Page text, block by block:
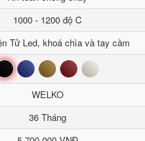
1000 - 1200 độ C
Tử Led, khoá chìa và tay cầm
Xanh Nâu Đỏ Trắng
WELKO
36 Tháng